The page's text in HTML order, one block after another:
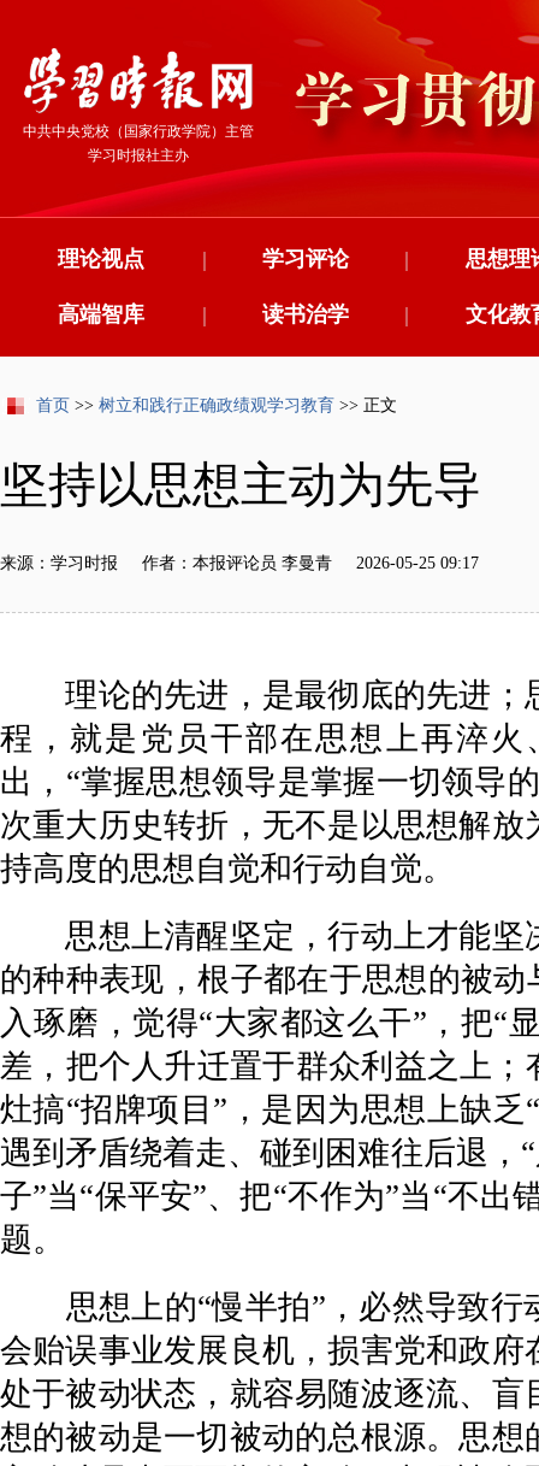
中共中央党校（国家行政学院）主管
学习时报社主办
理论视点 学习评论
| 思想理
|
高端智库 读书治学
| 文化教
|
首页 >> 树立和践行正确政绩观学习教育 >> 正文
坚持以思想主动为先导
来源：学习时报 作者：本报评论员 李曼青 2026-05-25 09:17
理论的先进，是最彻底的先进；
程，就是党员干部在思想上再淬
出，“掌握思想领导是掌握一切领导
次重大历史转折，无不是以思想解
持高度的思想自觉和行动自觉。
思想上清醒坚定，行动上才能坚
的种种表现，根子都在于思想的被
入琢磨，觉得“大家都这么干”，把“
差，把个人升迁置于群众利益之上
灶搞“招牌项目”，是因为思想上缺
遇到矛盾绕着走、碰到困难往后退，
子”当“保平安”、把“不作为”当“不
题。
思想上的“慢半拍”，必然导致行
会贻误事业发展良机，损害党和政
处于被动状态，就容易随波逐流、
想的被动是一切被动的总根源。思